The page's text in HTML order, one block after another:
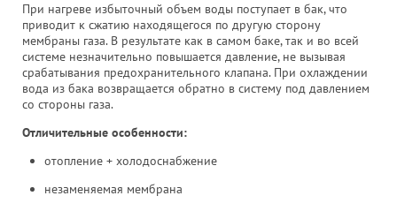
При нагреве избыточный объем воды поступает в бак, что
приводит к сжатию находящегося по другую сторону
мембраны газа. В результате как в самом баке, так и во всей
системе незначительно повышается давление, не вызывая
срабатывания предохранительного клапана. При охлаждении
вода из бака возвращается обратно в систему под давлением
со стороны газа.
Отличительные особенности:
отопление + холодоснабжение
незаменяемая мембрана